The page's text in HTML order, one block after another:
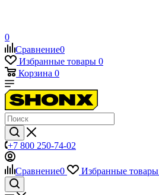
0
Сравнение0
Избранные товары 0
Корзина 0
+7 800 250-74-02
Сравнение0 Избранные товары